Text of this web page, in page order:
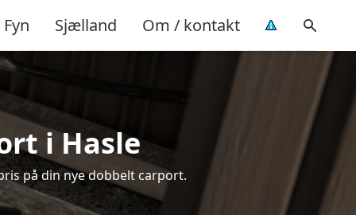
Fyn Sjælland Om / kontakt
i Hasle
på din nye dobbelt carport.